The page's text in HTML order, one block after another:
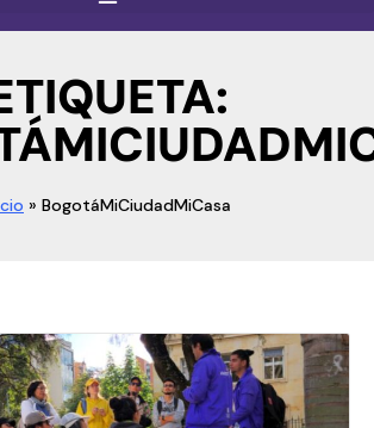
» BogotáMiCiudadMiCasa